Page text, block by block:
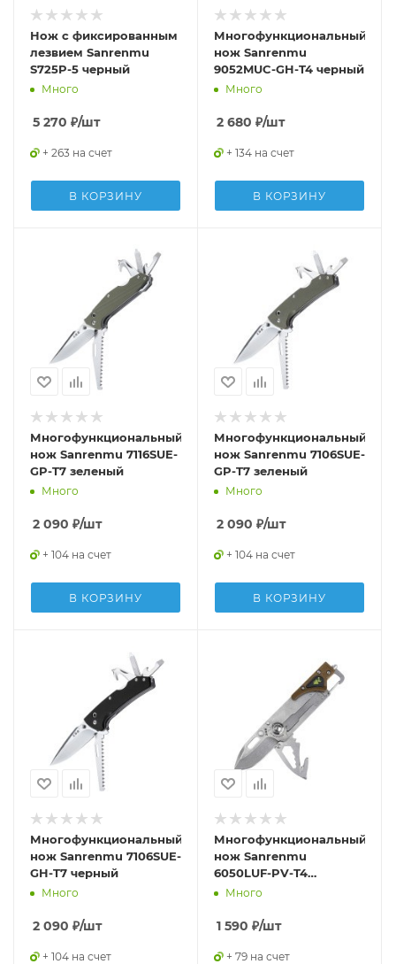
Нож с фиксированным
лезвием Sanrenmu
S725P-5 черный
Много
5 270 ₽/шт
+ 263 на счет
В КОРЗИНУ
Многофункциональный
нож Sanrenmu
9052MUC-GH-T4 черный
Много
2 680 ₽/шт
+ 134 на счет
В КОРЗИНУ
Многофункциональный
нож Sanrenmu 7116SUE-
GP-T7 зеленый
Много
2 090 ₽/шт
+ 104 на счет
В КОРЗИНУ
Многофункциональный
нож Sanrenmu 7106SUE-
GP-T7 зеленый
Много
2 090 ₽/шт
+ 104 на счет
В КОРЗИНУ
Многофункциональный
нож Sanrenmu 7106SUE-
GH-T7 черный
Много
2 090 ₽/шт
+ 104 на счет
Многофункциональный
нож Sanrenmu
6050LUF-PV-T4
коричневый
Много
1 590 ₽/шт
+ 79 на счет